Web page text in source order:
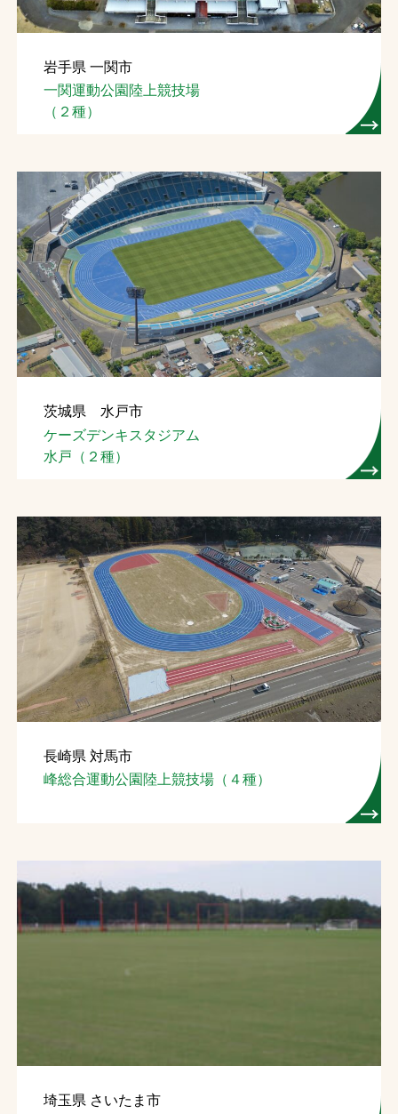
岩手県 一関市
一関運動公園陸上競技場
（２種）
茨城県 水戸市
ケーズデンキスタジアム
水戸（２種）
長崎県 対馬市
峰総合運動公園陸上競技場（４種）
埼玉県 さいたま市